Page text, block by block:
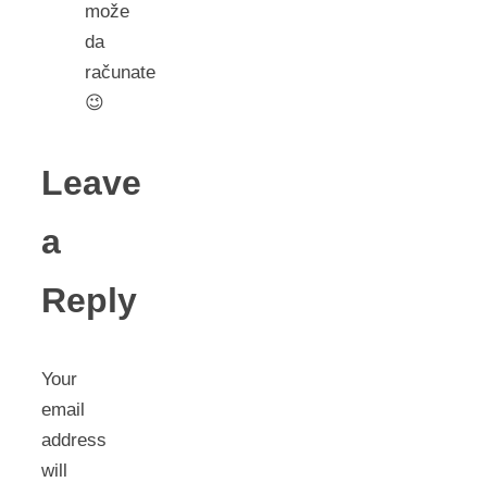
može
da
računate
😉
Leave
a
Reply
Your
email
address
will